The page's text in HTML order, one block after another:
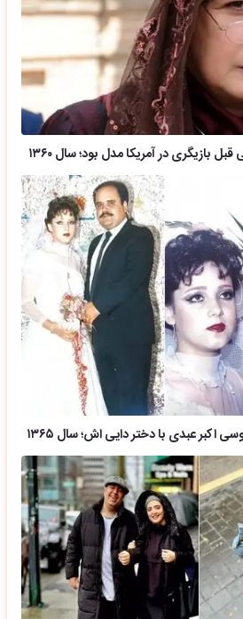
بازیگری در آمریکا مدل بود؛ سال ۱۳۶۰
اکبر عبدی با دختر دایی اش؛ سال ۱۳۶۵